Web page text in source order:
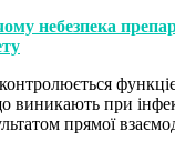
небезпека
виникають при
прямої